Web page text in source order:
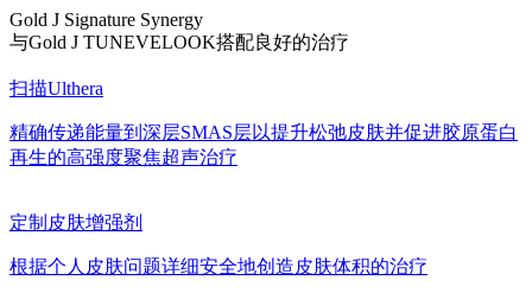
Gold J Signature Synergy
与Gold J TUNEVELOOK搭配良好的治疗
扫描Ulthera
精确传递能量到深层SMAS层以提升松弛皮肤并促进胶原蛋白
再生的高强度聚焦超声治疗
定制皮肤增强剂
根据个人皮肤问题详细安全地创造皮肤体积的治疗